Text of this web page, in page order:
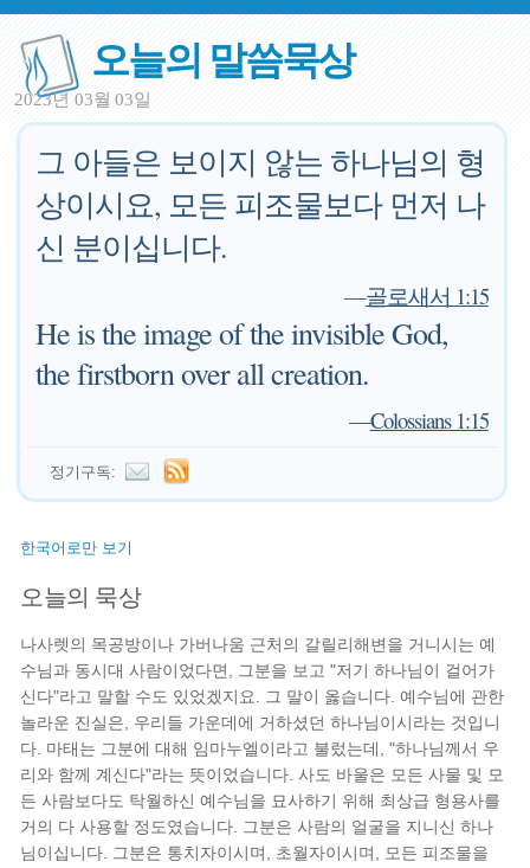
오늘의 말씀묵상
2023년 03월 03일
그 아들은 보이지 않는 하나님의 형
상이시요, 모든 피조물보다 먼저 나
신 분이십니다.
—골로새서 1:15
He is the image of the invisible God,
the firstborn over all creation.
—Colossians 1:15
정기구독:
한국어로만 보기
오늘의 묵상
나사렛의 목공방이나 가버나움 근처의 갈릴리해변을 거니시는 예
수님과 동시대 사람이었다면, 그분을 보고 "저기 하나님이 걸어가
신다"라고 말할 수도 있었겠지요. 그 말이 옳습니다. 예수님에 관한
놀라운 진실은, 우리들 가운데에 거하셨던 하나님이시라는 것입니
다. 마태는 그분에 대해 임마누엘이라고 불렀는데, "하나님께서 우
리와 함께 계신다"라는 뜻이었습니다. 사도 바울은 모든 사물 및 모
든 사람보다도 탁월하신 예수님을 묘사하기 위해 최상급 형용사를
거의 다 사용할 정도였습니다. 그분은 사람의 얼굴을 지니신 하나
님이십니다. 그분은 통치자이시며, 초월자이시며, 모든 피조물을